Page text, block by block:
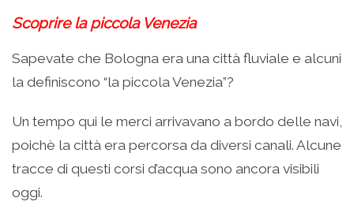
Scoprire la piccola Venezia
Sapevate che Bologna era una città fluviale e alcuni
la definiscono “la piccola Venezia”?
Un tempo qui le merci arrivavano a bordo delle navi,
poichè la città era percorsa da diversi canali. Alcune
tracce di questi corsi d’acqua sono ancora visibili
oggi.